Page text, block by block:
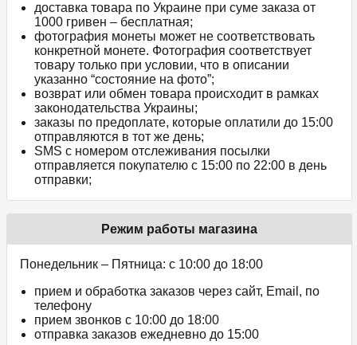
доставка товара по Украине при суме заказа от
1000 гривен – бесплатная;
фотография монеты может не соответствовать
конкретной монете. Фотография соответствует
товару только при условии, что в описании
указанно “состояние на фото”;
возврат или обмен товара происходит в рамках
законодательства Украины;
заказы по предоплате, которые оплатили до 15:00
отправляются в тот же день;
SMS с номером отслеживания посылки
отправляется покупателю с 15:00 по 22:00 в день
отправки;
Режим работы магазина
Понедельник – Пятница: с 10:00 до 18:00
прием и обработка заказов через сайт, Email, по
телефону
прием звонков c 10:00 до 18:00
отправка заказов ежедневно до 15:00